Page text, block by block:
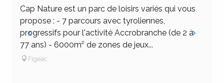
Cap Nature est un parc de loisirs variés qui vous
propose : - 7 parcours avec tyroliennes,
progressifs pour l'activité Accrobranche (de 2 à
77 ans) - 6000m² de zones de jeux...
Figeac